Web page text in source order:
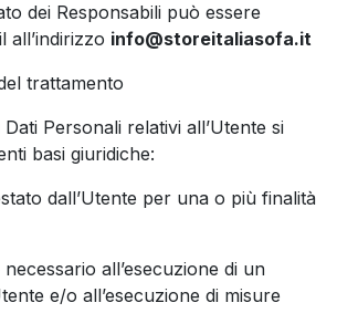
dei Responsabili può essere
all’indirizzo info@storeitaliasofa.it
trattamento
Personali relativi all’Utente si
basi giuridiche:
dall’Utente per una o più finalità
all’esecuzione di un
e/o all’esecuzione di misure